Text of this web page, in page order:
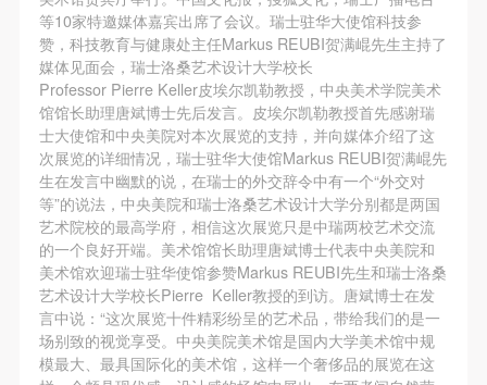
等10家特邀媒体嘉宾出席了会议。瑞士驻华大使馆科技参
赞，科技教育与健康处主任Markus REUBI贺满崐先生主持了
媒体见面会，瑞士洛桑艺术设计大学校长
Professor Pierre Keller皮埃尔凯勒教授，中央美术学院美术
馆馆长助理唐斌博士先后发言。皮埃尔凯勒教授首先感谢瑞
士大使馆和中央美院对本次展览的支持，并向媒体介绍了这
次展览的详细情况，瑞士驻华大使馆Markus REUBI贺满崐先
生在发言中幽默的说，在瑞士的外交辞令中有一个“外交对
等”的说法，中央美院和瑞士洛桑艺术设计大学分别都是两国
艺术院校的最高学府，相信这次展览只是中瑞两校艺术交流
的一个良好开端。美术馆馆长助理唐斌博士代表中央美院和
美术馆欢迎瑞士驻华使馆参赞Markus REUBI先生和瑞士洛桑
艺术设计大学校长Pierre Keller教授的到访。唐斌博士在发
言中说：“这次展览十件精彩纷呈的艺术品，带给我们的是一
场别致的视觉享受。中央美院美术馆是国内大学美术馆中规
模最大、最具国际化的美术馆，这样一个奢侈品的展览在这
第一条
本次活动公平公正、自愿参加与退出、风险与责任自
负的原则。但活动有风险，参加者应有必要的风险意
识。
第二条
参加本次活动者必须遵守中华人民共和国的相关法
律、法规，必须遵循道德和社会公德规范，并应该具
备以人为本、团结友爱、互相帮助和助人为乐的良好
品质。
第三条
参加本次活动人员应该是成年人（具有完全民事行为
能力的人，18周岁以上）未成年人必须在成年人的陪
第一条
本次活动公平公正、自愿参加与退出、风险与责任自
负的原则。但活动有风险，参加者应有必要的风险意
识。
第二条
参加本次活动者必须遵守中华人民共和国的相关法
律、法规，必须遵循道德和社会公德规范，并应该具
备以人为本、团结友爱、互相帮助和助人为乐的良好
品质。
第三条
参加本次活动人员应该是成年人（具有完全民事行为
能力的人，18周岁以上）未成年人必须在成年人的陪
第一条
本次活动公平公正、自愿参加与退出、风险与责任自
负的原则。但活动有风险，参加者应有必要的风险意
识。
第二条
参加本次活动者必须遵守中华人民共和国的相关法
律、法规，必须遵循道德和社会公德规范，并应该具
备以人为本、团结友爱、互相帮助和助人为乐的良好
品质。
第三条
参加本次活动人员应该是成年人（具有完全民事行为
能力的人，18周岁以上）未成年人必须在成年人的陪
快捷登录 帐号密码登录